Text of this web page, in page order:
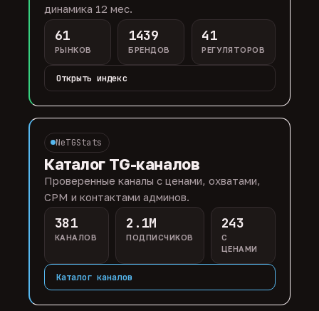
динамика 12 мес.
61
РЫНКОВ
1439
БРЕНДОВ
41
РЕГУЛЯТОРОВ
Открыть индекс
NeTGStats
Каталог TG-каналов
Проверенные каналы с ценами, охватами,
CPM и контактами админов.
381
КАНАЛОВ
2.1M
ПОДПИСЧИКОВ
243
С
ЦЕНАМИ
Каталог каналов